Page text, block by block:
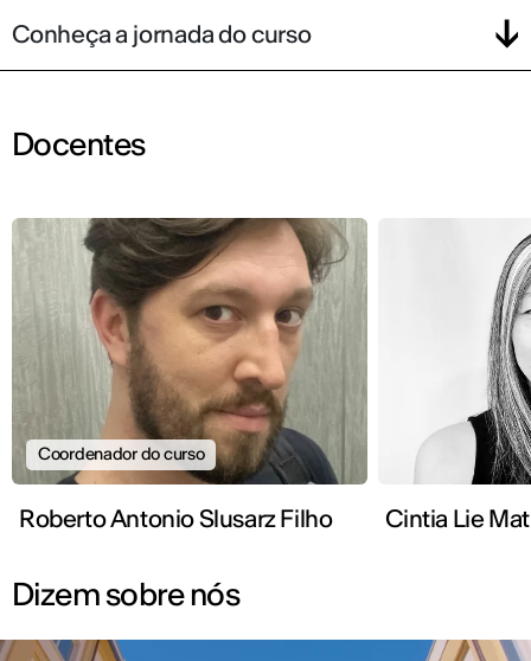
Conheça a jornada do curso
Docentes
Coordenador do curso
Roberto Antonio Slusarz Filho Cintia Lie
Dizem sobre nós